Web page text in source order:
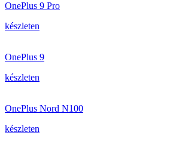
OnePlus 9 Pro
készleten
OnePlus 9
készleten
OnePlus Nord N100
készleten